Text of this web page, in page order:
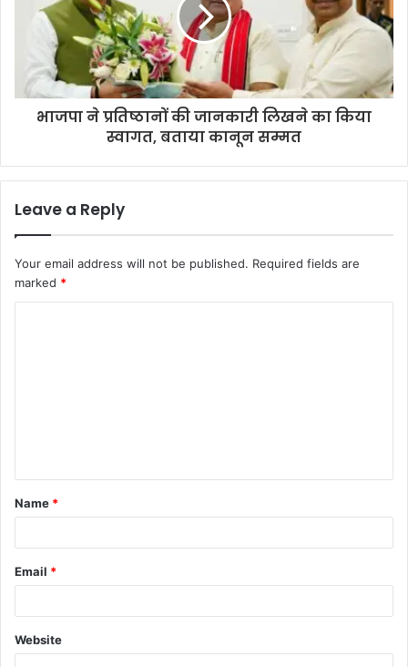
भाजपा ने प्रतिष्ठानों की जानकारी लिखने का किया
स्वागत, बताया कानून सम्मत
Leave a Reply
Your email address will not be published. Required fields are
marked *
t
*
Name *
Email *
Website